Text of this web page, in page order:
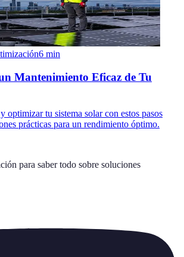
6 min
Mantenimiento Eficaz de Tu
optimizar tu sistema solar con estos pasos
prácticas para un rendimiento óptimo.
para saber todo sobre soluciones